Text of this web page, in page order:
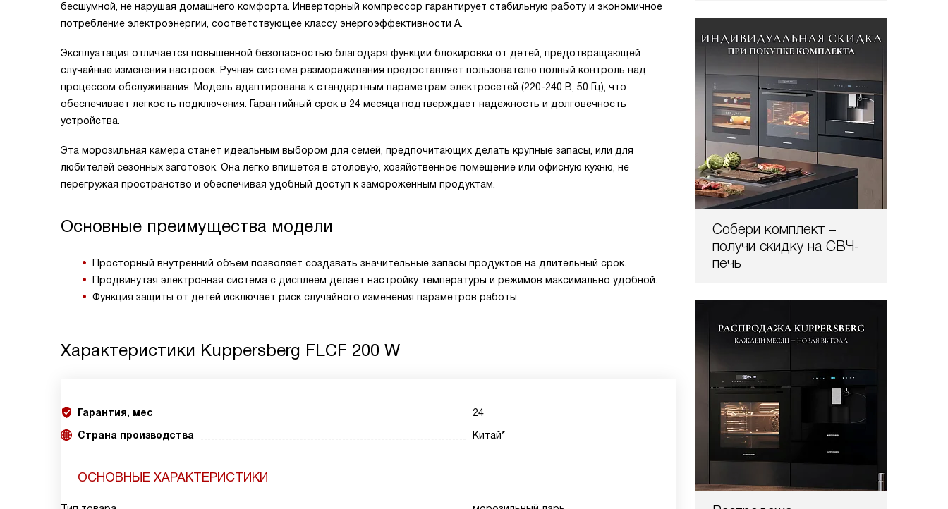
Собери комплект –
получи скидку на СВЧ-
печь
бесшумной, не нарушая домашнего комфорта. Инверторный компрессор гарантирует стабильную работу и экономичное
потребление электроэнергии, соответствующее классу энергоэффективности А.
Эксплуатация отличается повышенной безопасностью благодаря функции блокировки от детей, предотвращающей
случайные изменения настроек. Ручная система размораживания предоставляет пользователю полный контроль над
процессом обслуживания. Модель адаптирована к стандартным параметрам электросетей (220-240 В, 50 Гц), что
обеспечивает легкость подключения. Гарантийный срок в 24 месяца подтверждает надежность и долговечность
устройства.
Эта морозильная камера станет идеальным выбором для семей, предпочитающих делать крупные запасы, или для
любителей сезонных заготовок. Она легко впишется в столовую, хозяйственное помещение или офисную кухню, не
перегружая пространство и обеспечивая удобный доступ к замороженным продуктам.
Основные преимущества модели
Просторный внутренний объем позволяет создавать значительные запасы продуктов на длительный срок.
Продвинутая электронная система с дисплеем делает настройку температуры и режимов максимально удобной.
Функция защиты от детей исключает риск случайного изменения параметров работы.
Характеристики Kuppersberg FLCF 200 W
Гарантия, мес
24
Страна производства
Китай*
ОСНОВНЫЕ ХАРАКТЕРИСТИКИ